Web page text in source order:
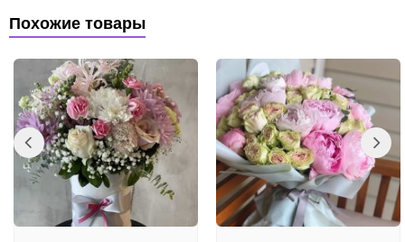
Похожие товары